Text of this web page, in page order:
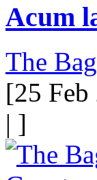
Acum
The
[25 Feb
| ]